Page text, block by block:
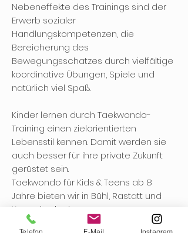
Nebeneffekte des Trainings sind der
Erwerb sozialer
Handlungskompetenzen, die
Bereicherung des
Bewegungsschatzes durch vielfältige
koordinative Übungen, Spiele und
natürlich viel Spaß.
Kinder lernen durch Taekwondo-
Training einen zielorientierten
Lebensstil kennen. Damit werden sie
auch besser für ihre private Zukunft
gerüstet sein.
Taekwondo für Kids & Teens ab 8
Jahre bieten wir in Bühl, Rastatt und
Kappelrodeck an.
PROBETRAINING BUCHEN
Telefon E-Mail Instagram